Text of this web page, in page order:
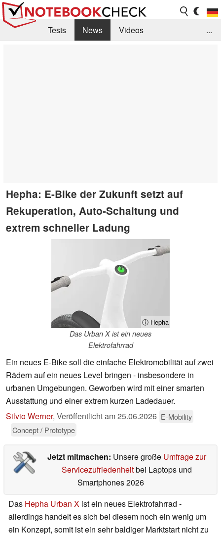
Tests News
Videos
...
Hepha: E-Bike der Zukunft setzt auf
Rekuperation, Auto-Schaltung und
extrem schneller Ladung
ⓘ Hepha
Das Urban X ist ein neues
Elektrofahrrad
Ein neues E-Bike soll die einfache Elektromobilität auf zwei
Rädern auf ein neues Level bringen - insbesondere in
urbanen Umgebungen. Geworben wird mit einer smarten
Ausstattung und einer extrem kurzen Ladedauer.
Silvio Werner, Veröffentlicht am25.06.2026 E-Mobility
Concept / Prototype
Jetzt mitmachen: Unsere große Umfrage zur
Servicezufriedenheitbei Laptops und
Smartphones 2026
Das Hepha Urban X ist ein neues Elektrofahrrad -
allerdings handelt es sich bei diesem noch ein wenig um
ein Konzept, somit ist ein sehr baldiger Marktstart nicht zu